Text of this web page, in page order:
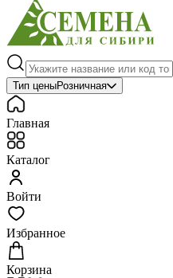
Тип ценыРозничная
Главная
Каталог
Войти
Избранное
Корзина